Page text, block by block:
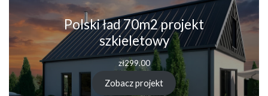
Polski ład 70m2 projekt
szkieletowy
zł299.00
Zobacz projekt